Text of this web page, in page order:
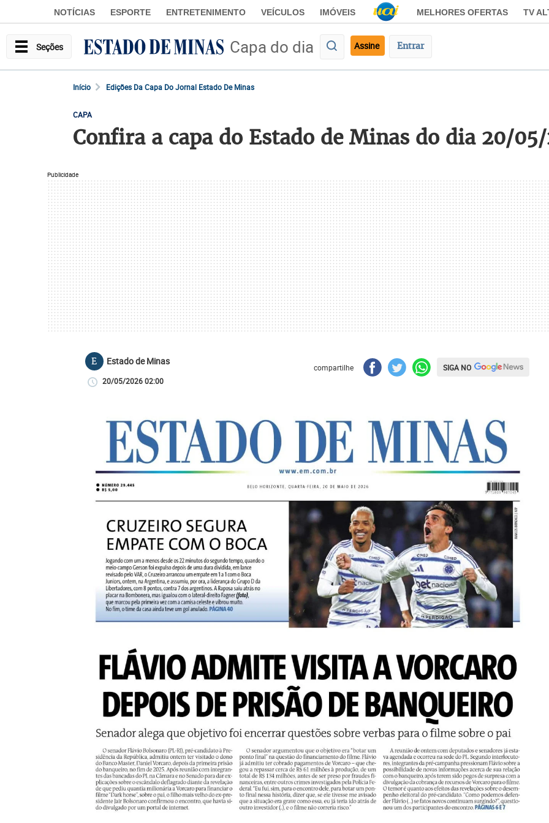
NOTÍCIAS ESPORTE ENTRETENIMENTO VEÍCULOS IMÓVEIS MELHORES OFERTAS TV
Seções Capa do dia Assine Entrar
Início Edições Da Capa Do Jornal Estado De Minas
CAPA
Confira a capa do Estado de Minas do dia 20/
Publicidade
E Estado de Minas
20/05/2026 02:00
compartilhe SIGA NO